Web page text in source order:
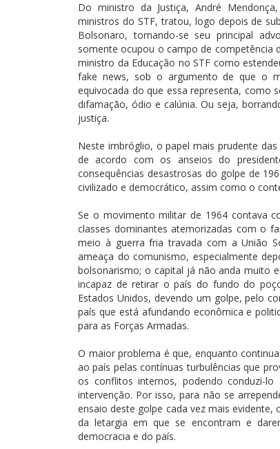
Do ministro da Justiça, André
ministros do STF, tratou, logo depois de
Bolsonaro, tornando-se seu principal
somente ocupou o campo de competência
ministro da Educação no STF como
fake news, sob o argumento de que o
equivocada do que essa representa, como
difamação, ódio e calúnia. Ou seja,
justiça.
Neste imbróglio, o papel mais prudente
de acordo com os anseios do
consequências desastrosas do golpe de
civilizado e democrático, assim como o
Se o movimento militar de 1964 contava
classes dominantes atemorizadas com o
meio à guerra fria travada com a União
ameaça do comunismo, especialmente
bolsonarismo; o capital já não anda muito
incapaz de retirar o país do fundo do
Estados Unidos, devendo um golpe, pelo
país que está afundando econômica e
para as Forças Armadas.
O maior problema é que, enquanto
ao país pelas contínuas turbulências que
os conflitos internos, podendo conduzi-
intervenção. Por isso, para não se
ensaio deste golpe cada vez mais
da letargia em que se encontram e
democracia e do país.